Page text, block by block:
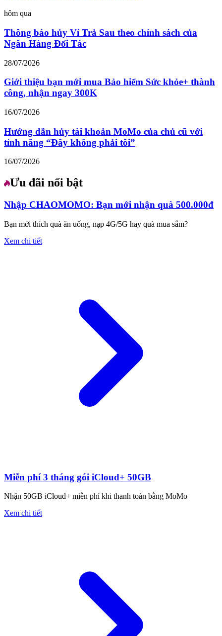
hôm qua
Thông báo hủy Ví Trả Sau theo chính sách của
Ngân Hàng Đối Tác
28/07/2026
Giới thiệu bạn mới mua Bảo hiểm Sức khỏe+ thành
công, nhận ngay 300K
16/07/2026
Hướng dẫn hủy tài khoản MoMo của chủ cũ với
tính năng “Đây không phải tôi”
16/07/2026
Ưu đãi nổi bật
Nhập CHAOMOMO: Bạn mới nhận quà 500.000đ
Bạn mới thích quà ăn uống, nạp 4G/5G hay quà mua sắm?
Xem chi tiết
Miễn phí 3 tháng gói iCloud+ 50GB
Nhận 50GB iCloud+ miễn phí khi thanh toán bằng MoMo
Xem chi tiết